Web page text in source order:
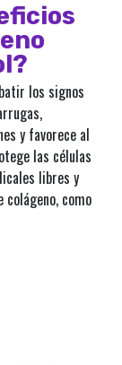
los signos
y favorece al
las células
libres y
como